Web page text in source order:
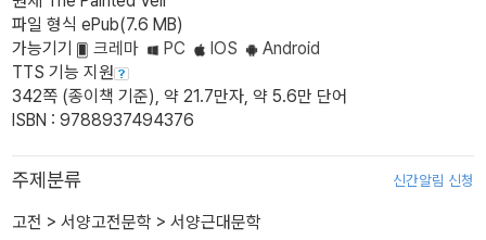
파일 형식 ePub(7.6 MB)
가능기기
크레마 PC IOS
Android
TTS 기능 지원
342쪽 (종이책 기준), 약 21.7만자, 약 5.6만 단어
ISBN : 9788937494376
주제분류 신간알림 신청
고전 > 서양고전문학 > 서양근대문학